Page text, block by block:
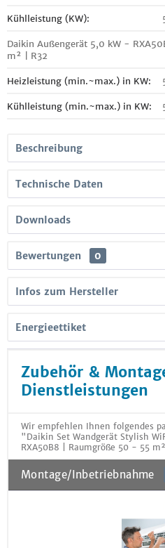
Kühlleistung (KW):
Daikin Außengerät 5,0 kW -
m² | R32
Heizleistung (min.~max.) in KW:
Kühlleistung (min.~max.) in KW:
Beschreibung
Technische Daten
Downloads
Bewertungen 0
Infos zum Hersteller
Energieettiket
Zubehör &
Dienstleistungen
Wir empfehlen Ihnen folgendes
"Daikin Set Wandgerät Stylish
RXA50B8 | Raumgröße 50 - 55
Montage/Inbetriebnahme